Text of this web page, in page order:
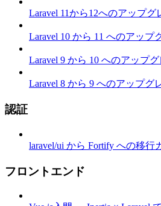
Laravel 11から12へのアップグ
Laravel 10 から 11 へのアップ
Laravel 9 から 10 へのアップ
Laravel 8 から 9 へのアップグ
認証
laravel/ui から Fortify への移行
フロントエンド